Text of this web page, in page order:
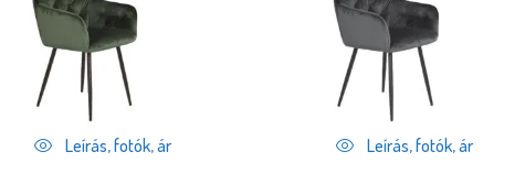
Leírás, fotók, ár Leírás, fotók, ár